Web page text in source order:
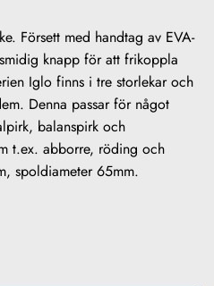
Försett med handtag av EVA-
knapp för att frikoppla
Iglo finns i tre storlekar och
Denna passar för något
balanspirk och
t.ex. abborre, röding och
spoldiameter 65mm.